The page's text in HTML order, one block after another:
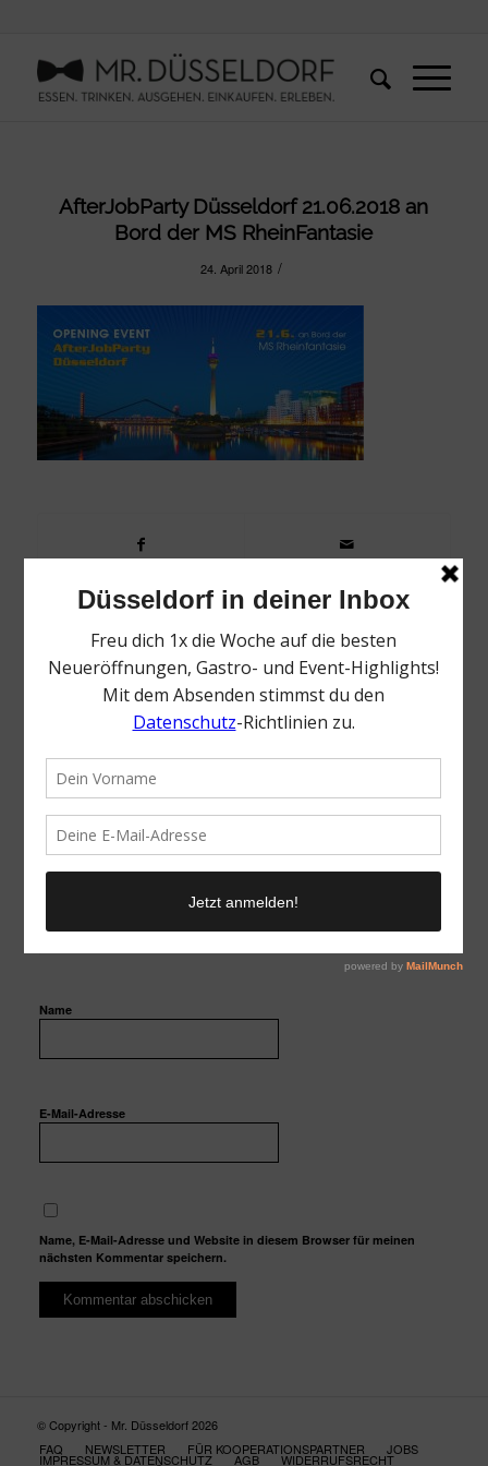
AfterJobParty Düsseldorf 21.06.2018 an
Bord der MS RheinFantasie
24. April 2018 /
0
KOMMENTARE
Dein Kommentar
Feel free to contribute!
Name
E-Mail-Adresse
Name, E-Mail-Adresse und Website in diesem Browser für meinen
nächsten Kommentar speichern.
© Copyright - Mr. Düsseldorf 2026
FAQ
NEWSLETTER FÜR KOOPERATIONSPARTNER JOBS
IMPRESSUM & DATENSCHUTZ AGB WIDERRUFSRECHT